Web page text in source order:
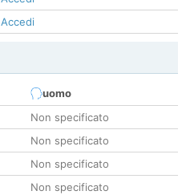
Accedi
uomo
Non specificato
Non specificato
Non specificato
Non specificato